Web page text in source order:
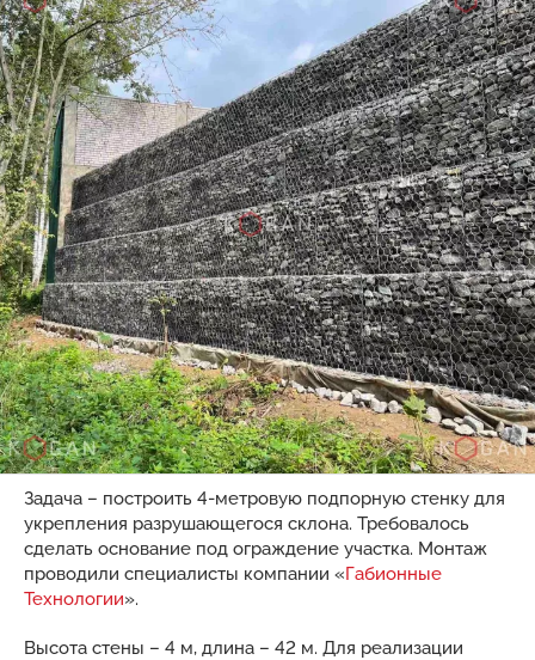
Задача – построить 4-метровую подпорную стенку для
укрепления разрушающегося склона. Требовалось
сделать основание под ограждение участка. Монтаж
проводили специалисты компании «Габионные
Технологии».
Высота стены – 4 м, длина – 42 м. Для реализации